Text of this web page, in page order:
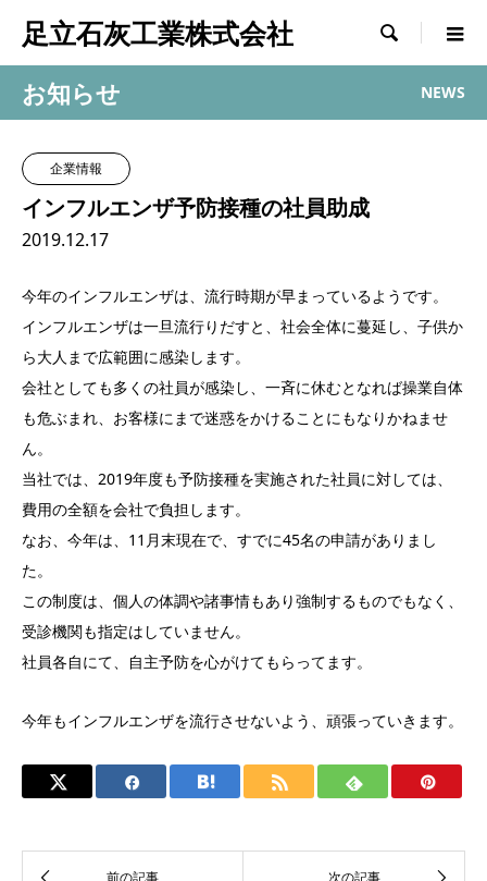
足立石灰工業株式会社 
お知らせ NEWS
企業情報
インフルエンザ予防接種の社員助成
2019.12.17
今年のインフルエンザは、流行時期が早まっているようです。
インフルエンザは一旦流行りだすと、社会全体に蔓延し、子供か
ら大人まで広範囲に感染します。
会社としても多くの社員が感染し、一斉に休むとなれば操業自体
も危ぶまれ、お客様にまで迷惑をかけることにもなりかねませ
ん。
当社では、2019年度も予防接種を実施された社員に対しては、
費用の全額を会社で負担します。
なお、今年は、11月末現在で、すでに45名の申請がありまし
た。
この制度は、個人の体調や諸事情もあり強制するものでもなく、
受診機関も指定はしていません。
社員各自にて、自主予防を心がけてもらってます。
今年もインフルエンザを流行させないよう、頑張っていきます。